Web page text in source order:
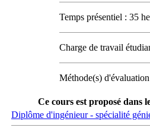
Temps présentiel : 35
Charge de travail
Méthode(s)
Ce cours est proposé dans
Diplôme d'ingénieur - spécialité